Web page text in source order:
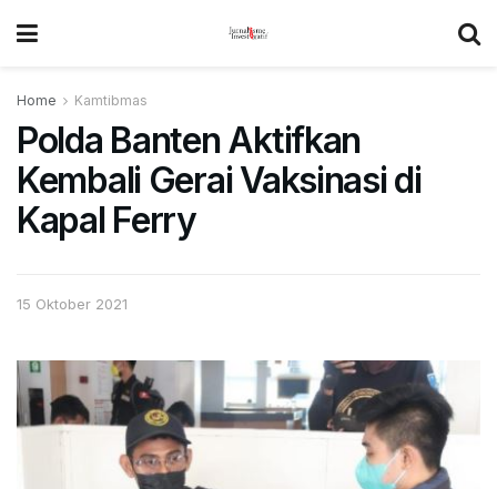
Home Kamtibmas
Polda Banten Aktifkan
Kembali Gerai Vaksinasi di
Kapal Ferry
15 Oktober 2021